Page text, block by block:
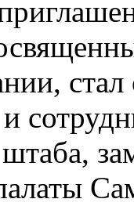
стал